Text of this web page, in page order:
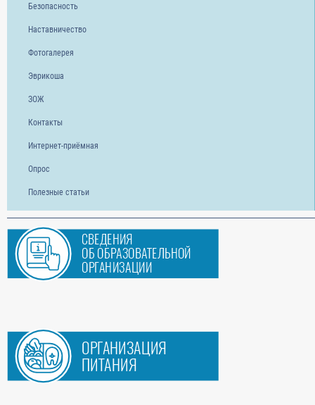
Безопасность
Наставничество
Фотогалерея
Эврикоша
ЗОЖ
Контакты
Интернет-приёмная
Опрос
Полезные статьи